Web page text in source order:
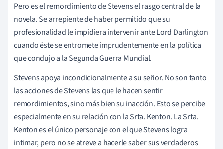
Pero es el remordimiento de Stevens el rasgo central de la
novela. Se arrepiente de haber permitido que su
profesionalidad le impidiera intervenir ante Lord Darlington
cuando éste se entromete imprudentemente en la política
que condujo a la Segunda Guerra Mundial.
Stevens apoya incondicionalmente a su señor. No son tanto
las acciones de Stevens las que le hacen sentir
remordimientos, sino más bien su inacción. Esto se percibe
especialmente en su relación con la Srta. Kenton. La Srta.
Kenton es el único personaje con el que Stevens logra
intimar, pero no se atreve a hacerle saber sus verdaderos